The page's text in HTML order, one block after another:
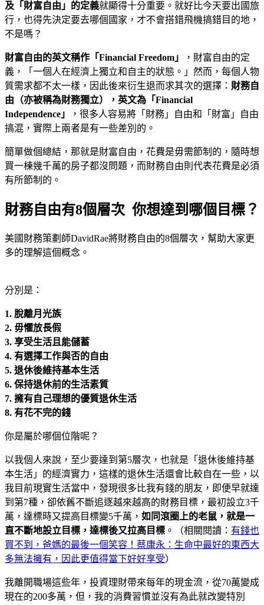
及「財富自由」的定義就顯得十分重要。就好比今天要出國旅
行，也得先決定要去哪個國家，才不會搭錯飛機搞錯目的地，
不是嗎？
財富自由的英文稱作「Financial Freedom 」
，財富自由的定
義，「一個人在經濟上獨立和自主的狀態。」然而，每個人物
質需求都不太一樣，因此後來衍生退而求其次的選擇： 財務自
由（亦被稱為財務獨立），英文為「Financial
Independence 」
，很多人容易將「財務」自由和「財富」自由
搞混，實際上兩者是有一些差別的。
簡單做個總結，那就是財富自由，花費是毋需節制的，隨時想
買一棟幾千萬的房子都沒問題，而財務自由則代表花費是必須
有所節制的。
財務自由有8個層次 你想達到哪個目標？
美國財務策劃師DavidRae將財務自由的8個層次，幫助大家更
多的理解這個概念。
分別是：
1. 脫離月光族
2. 毋懼放長假
3. 享受生活且能儲蓄
4. 有選擇工作與否的自由
5. 退休後維持基本生活
6. 保持退休前的生活素質
7. 擁有自己理想的優質退休生活
8. 有花不完的錢
你是屬於哪個位階呢？
以我個人來說，至少要達到第5層次，也就是「退休後維持基
本生活」的經濟實力，這樣的退休生活還會比較自在一些，以
我目前現實生活當中，發現很多比我有錢的朋友，即便早就達
到第7種，卻依舊不斷追逐越來越高的財務目標，最初設立3千
萬，達標時又提高目標變5千萬， 如同滾圈上的老鼠，就是一
直不斷地設立目標，達標後又拉高目標 。（相關閱讀： 有錢也
買不到，爸媽的最後一個笑容！蔡康永：生命中最好的東西大
多無法擁有，因此更值得當下好好享受）
我離開職場這些年，投資理財帶來每年的現金流，從70萬變成
現在的200多萬，但，我的消費習慣並沒有為此就改變特別